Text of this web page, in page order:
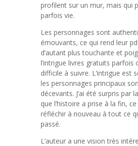
profilent sur un mur, mais qui
parfois vie.
Les personnages sont
émouvants, ce qui rend leur
d’autant plus touchante et
l’intrigue livres gratuits parfois
difficile à suivre. L’intrigue est
les personnages principaux
décevants. J’ai été surpris par
que l’histoire a prise à la fin,
réfléchir à nouveau à tout ce
passé.
L’auteur a une vision très